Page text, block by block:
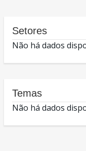
Setores
Não há dados
Temas
Não há dados